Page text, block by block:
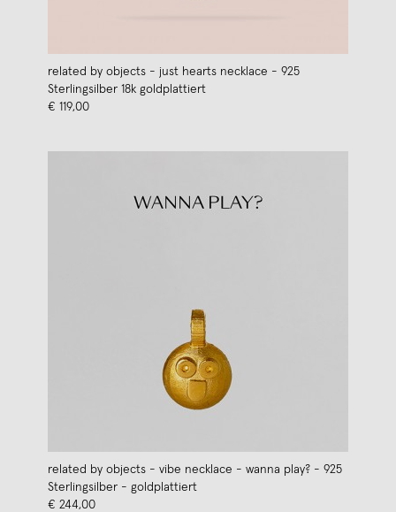
related by objects - just hearts necklace - 925
Sterlingsilber 18k goldplattiert
€ 119,00
related by objects - vibe necklace - wanna play? - 925
Sterlingsilber - goldplattiert
€ 244,00